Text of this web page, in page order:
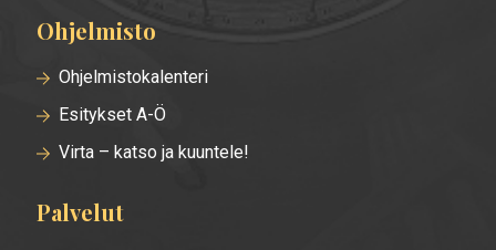
Alatunnisteen
valikko
Ohjelmisto
Ohjelmistokalenteri
Esitykset A-Ö
Virta – katso ja kuuntele!
Palvelut